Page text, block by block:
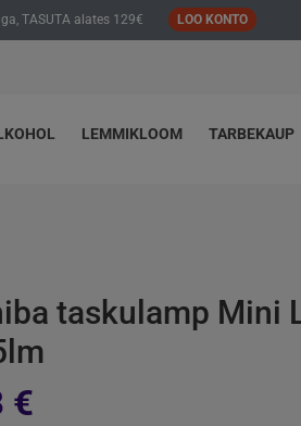
TASUTA alates 129€ LOO KONTO
LEMMIKLOOM TARBEKAUP
taskulamp Mini
€